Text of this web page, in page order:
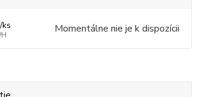
/ks Momentálne nie je k dispozícii